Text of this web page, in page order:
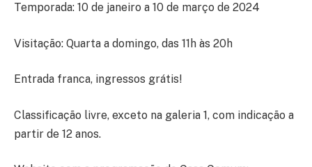
Temporada: 10 de janeiro a 10 de março de 2024
Visitação: Quarta a domingo, das 11h às 20h
Entrada franca, ingressos grátis!
Classificação livre, exceto na galeria 1, com indicação a
partir de 12 anos.